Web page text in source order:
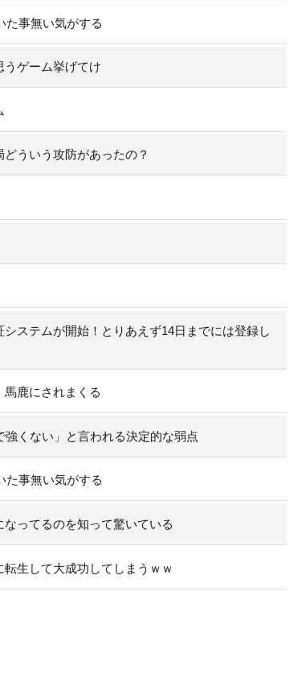
た事無い気がする
ゲーム挙げてけ
ういう攻防があったの？
ステムが開始！とりあえず14日までには登録し
馬鹿にされまくる
強くない」と言われる決定的な弱点
た事無い気がする
ってるのを知って驚いている
生して大成功してしまうｗｗ